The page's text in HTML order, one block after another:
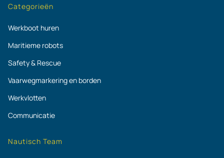
Categorieën
Werkboot huren
Maritieme robots
Safety & Rescue
Vaarwegmarkering en borden
Werkvlotten
Communicatie
Nautisch Team